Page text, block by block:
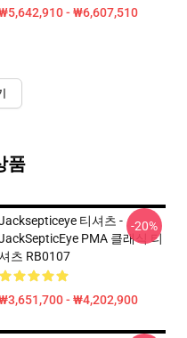
- ₩6,607,510
품
티셔츠 -
PMA 클래식 티
츠 RB0107
- ₩4,202,900
-20%